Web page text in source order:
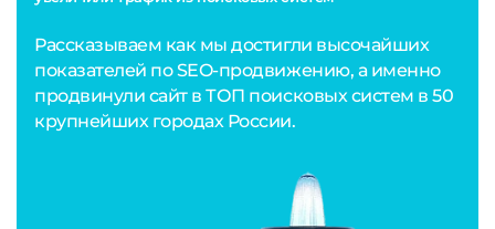
Рассказываем как мы достигли высочайших
показателей по SEO-продвижению, а именно
продвинули сайт в ТОП поисковых систем в 50
крупнейших городах России.